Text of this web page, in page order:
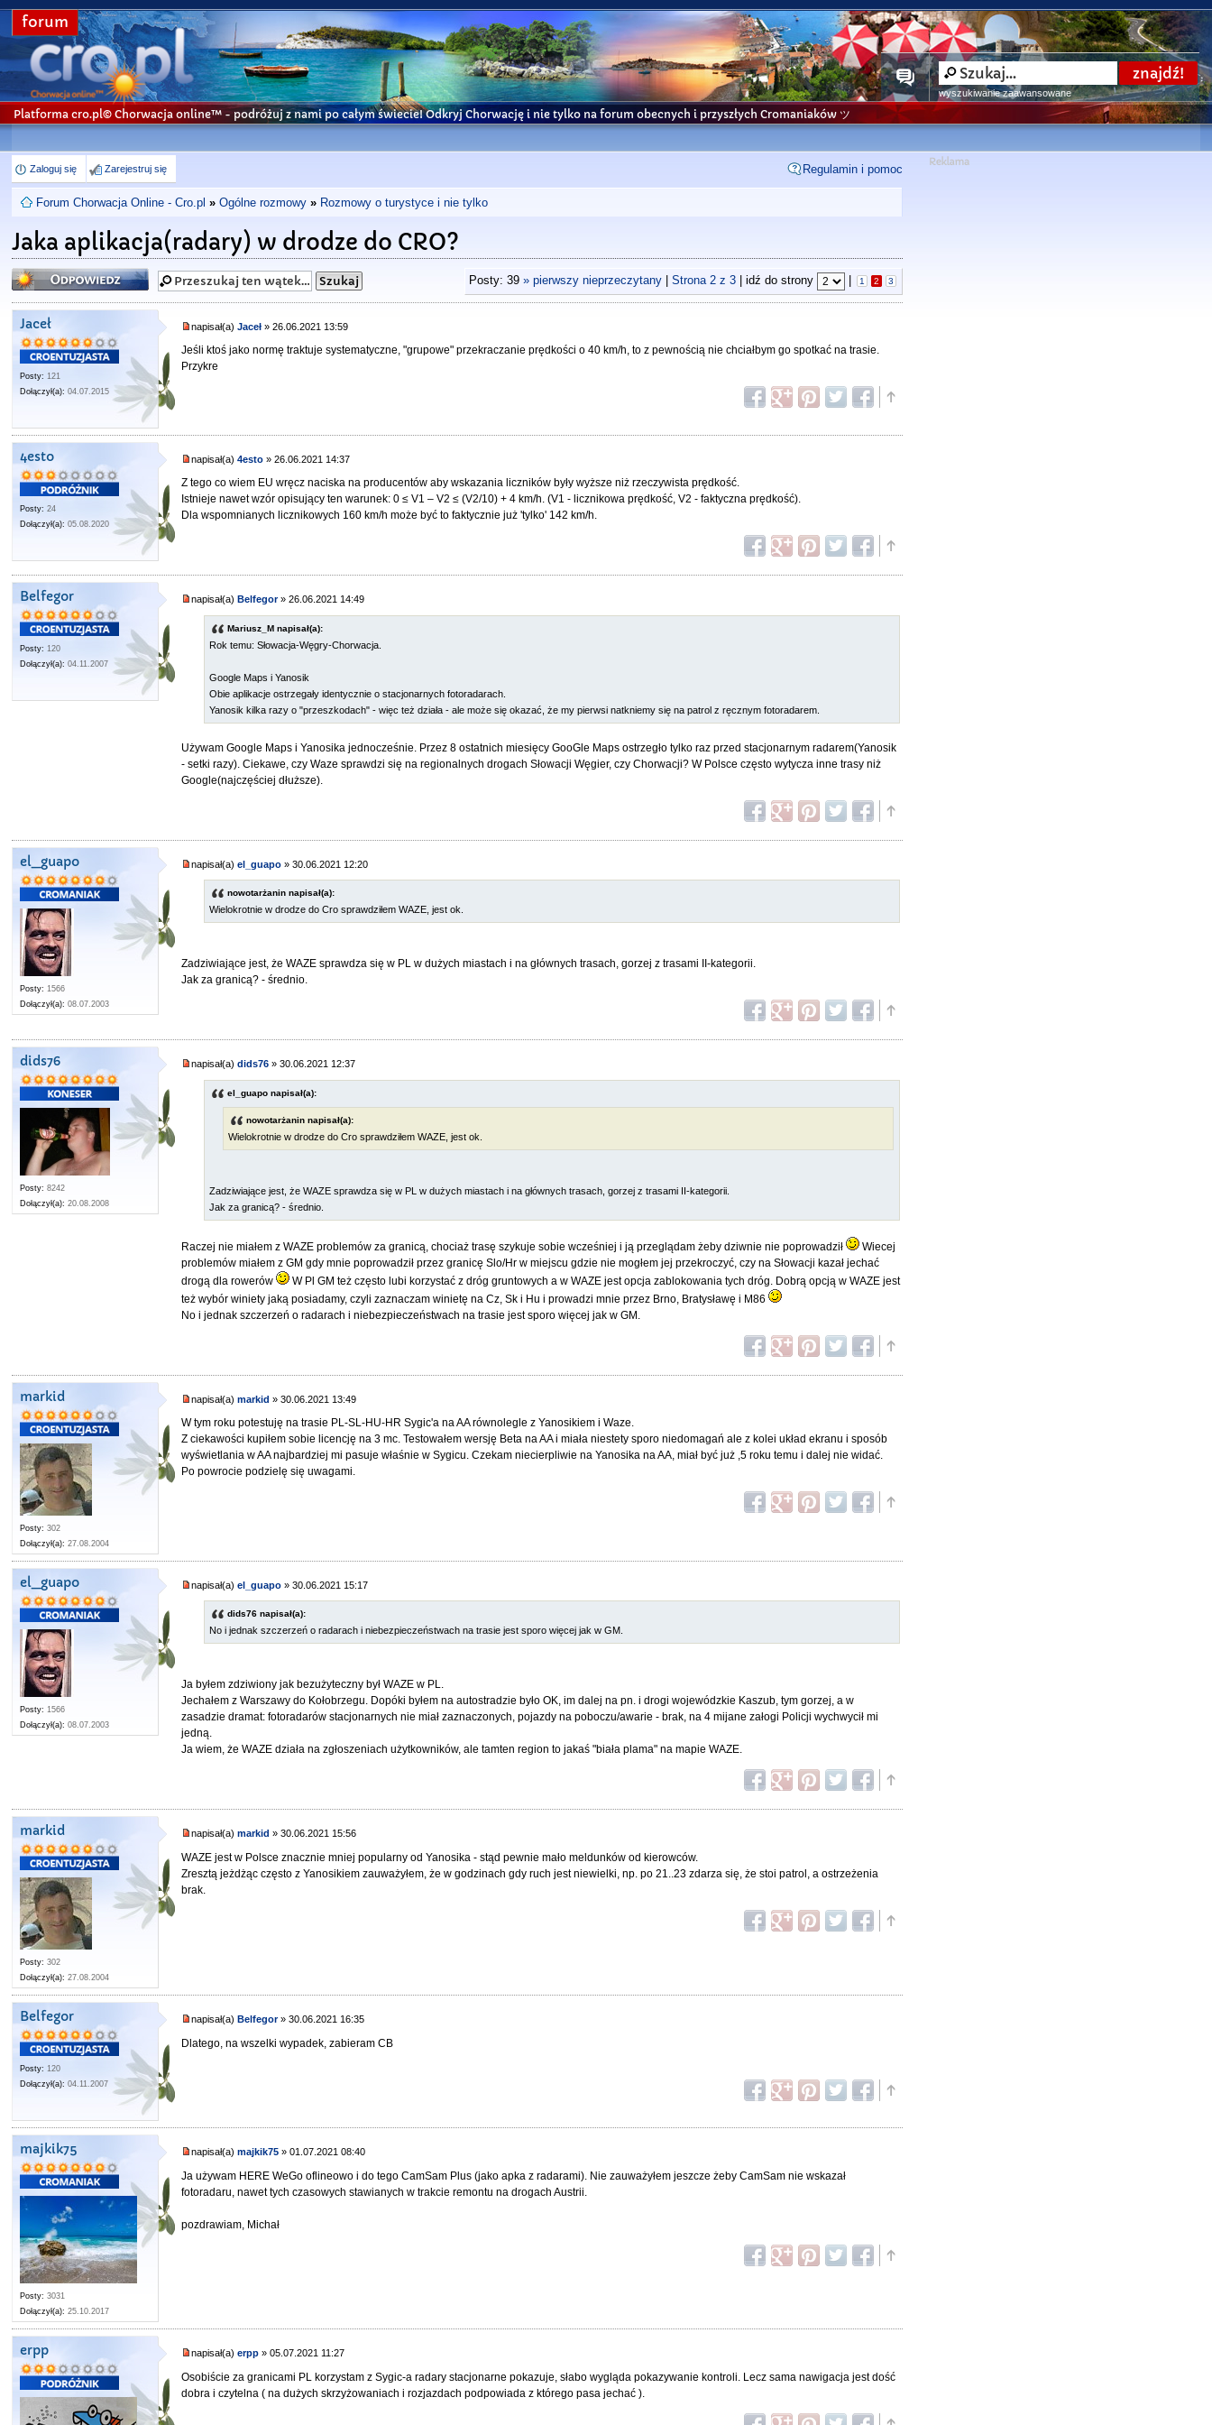
forum
wyszukiwanie zaawansowane
Platforma cro.pl© Chorwacja online™ - podróżuj z nami po całym świecie! Odkryj Chorwację i nie tylko na forum obecnych i przyszłych Cromaniaków ツ
Zaloguj się Zarejestruj się Regulamin i pomoc
Forum Chorwacja Online - Cro.pl » Ogólne rozmowy » Rozmowy o turystyce i nie tylko
Jaka aplikacja(radary) w drodze do CRO?
Odpowiedz Posty: 39 » pierwszy nieprzeczytany| Strona 2z 3| idź do strony 1 2 3
Jaceł
Posty: 121
Dołączył(a): 04.07.2015
napisał(a)Jaceł » 26.06.2021 13:59
Jeśli ktoś jako normę traktuje systematyczne, "grupowe" przekraczanie prędkości o 40 km/h, to z pewnością nie chciałbym go spotkać na trasie.
Przykre
4esto
Posty: 24
Dołączył(a): 05.08.2020
napisał(a)4esto » 26.06.2021 14:37
Z tego co wiem EU wręcz naciska na producentów aby wskazania liczników były wyższe niż rzeczywista prędkość.
Istnieje nawet wzór opisujący ten warunek: 0 ≤ V1 – V2 ≤ (V2/10) + 4 km/h. (V1 - licznikowa prędkość, V2 - faktyczna prędkość).
Dla wspomnianych licznikowych 160 km/h może być to faktycznie już 'tylko' 142 km/h.
Belfegor
Posty: 120
Dołączył(a): 04.11.2007
napisał(a) Belfegor» 26.06.2021 14:49
Mariusz_M napisał(a):
Rok temu: Słowacja-Węgry-Chorwacja.
Google Maps i Yanosik
Obie aplikacje ostrzegały identycznie o stacjonarnych fotoradarach.
Yanosik kilka razy o "przeszkodach" - więc też działa - ale może się okazać, że my pierwsi natkniemy się na patrol z ręcznym fotoradarem.
Używam Google Maps i Yanosika jednocześnie. Przez 8 ostatnich miesięcy GooGle Maps ostrzegło tylko raz przed stacjonarnym radarem(Yanosik
- setki razy). Ciekawe, czy Waze sprawdzi się na regionalnych drogach Słowacji Węgier, czy Chorwacji? W Polsce często wytycza inne trasy niż
Google(najczęściej dłuższe).
el_guapo
Posty: 1566
Dołączył(a): 08.07.2003
napisał(a)el_guapo » 30.06.2021 12:20
nowotarżanin napisał(a):
Wielokrotnie w drodze do Cro sprawdziłem WAZE, jest ok.
Zadziwiające jest, że WAZE sprawdza się w PL w dużych miastach i na głównych trasach, gorzej z trasami II-kategorii.
Jak za granicą? - średnio.
dids76
Posty: 8242
Dołączył(a): 20.08.2008
napisał(a)dids76 » 30.06.2021 12:37
el_guapo napisał(a):
nowotarżanin napisał(a):
Wielokrotnie w drodze do Cro sprawdziłem WAZE, jest ok.
Zadziwiające jest, że WAZE sprawdza się w PL w dużych miastach i na głównych trasach, gorzej z trasami II-kategorii.
Jak za granicą? - średnio.
Raczej nie miałem z WAZE problemów za granicą, chociaż trasę szykuje sobie wcześniej i ją przeglądam żeby dziwnie nie poprowadził
Wiecej
problemów miałem z GM gdy mnie poprowadził przez granicę Slo/Hr w miejscu gdzie nie mogłem jej przekroczyć, czy na Słowacji kazał jechać
drogą dla rowerów
W Pl GM też często lubi korzystać z dróg gruntowych a w WAZE jest opcja zablokowania tych dróg. Dobrą opcją w WAZE jest
też wybór winiety jaką posiadamy, czyli zaznaczam winietę na Cz, Sk i Hu i prowadzi mnie przez Brno, Bratysławę i M86
No i jednak szczerzeń o radarach i niebezpieczeństwach na trasie jest sporo więcej jak w GM.
markid
Posty: 302
Dołączył(a): 27.08.2004
napisał(a)markid » 30.06.2021 13:49
W tym roku potestuję na trasie PL-SL-HU-HR Sygic'a na AA równolegle z Yanosikiem i Waze.
Z ciekawości kupiłem sobie licencję na 3 mc. Testowałem wersję Beta na AA i miała niestety sporo niedomagań ale z kolei układ ekranu i sposób
wyświetlania w AA najbardziej mi pasuje właśnie w Sygicu. Czekam niecierpliwie na Yanosika na AA, miał być już ,5 roku temu i dalej nie widać.
Po powrocie podzielę się uwagami.
el_guapo
Posty: 1566
Dołączył(a): 08.07.2003
napisał(a)el_guapo » 30.06.2021 15:17
dids76 napisał(a):
No i jednak szczerzeń o radarach i niebezpieczeństwach na trasie jest sporo więcej jak w GM.
Ja byłem zdziwiony jak bezużyteczny był WAZE w PL.
Jechałem z Warszawy do Kołobrzegu. Dopóki byłem na autostradzie było OK, im dalej na pn. i drogi wojewódzkie Kaszub, tym gorzej, a w
zasadzie dramat: fotoradarów stacjonarnych nie miał zaznaczonych, pojazdy na poboczu/awarie - brak, na 4 mijane załogi Policji wychwycił mi
jedną.
Ja wiem, że WAZE działa na zgłoszeniach użytkowników, ale tamten region to jakaś "biała plama" na mapie WAZE.
markid
Posty: 302
Dołączył(a): 27.08.2004
napisał(a)markid » 30.06.2021 15:56
WAZE jest w Polsce znacznie mniej popularny od Yanosika - stąd pewnie mało meldunków od kierowców.
Zresztą jeżdżąc często z Yanosikiem zauważyłem, że w godzinach gdy ruch jest niewielki, np. po 21..23 zdarza się, że stoi patrol, a ostrzeżenia
brak.
Belfegor
Posty: 120
Dołączył(a): 04.11.2007
napisał(a)Belfegor» 30.06.2021 16:35
Dlatego, na wszelki wypadek, zabieram CB
majkik75
Posty: 3031
Dołączył(a): 25.10.2017
napisał(a)majkik75 » 01.07.2021 08:40
Ja używam HERE WeGo oflineowo i do tego CamSam Plus (jako apka z radarami). Nie zauważyłem jeszcze żeby CamSam nie wskazał
fotoradaru, nawet tych czasowych stawianych w trakcie remontu na drogach Austrii.
pozdrawiam, Michał
erpp napisał(a)erpp » 05.07.2021 11:27
Osobiście za granicami PL korzystam z Sygic-a radary stacjonarne pokazuje, słabo wygląda pokazywanie kontroli. Lecz sama nawigacja jest dość
dobra i czytelna ( na dużych skrzyżowaniach i rozjazdach podpowiada z którego pasa jechać ).